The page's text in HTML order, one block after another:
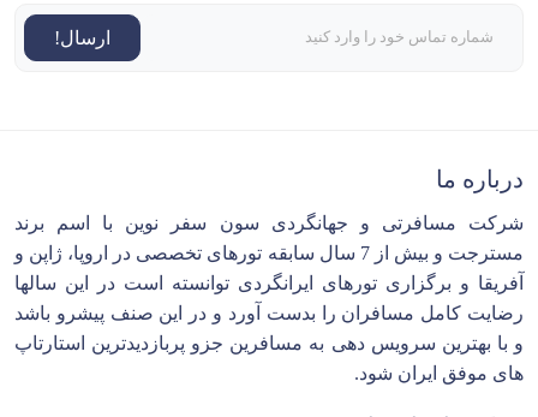
ارسال!
درباره ما
شرکت مسافرتی و جهانگردی سون سفر نوین با اسم برند
مسترجت و بیش از 7 سال سابقه تورهای تخصصی در اروپا، ژاپن و
آفریقا و برگزاری تورهای ایرانگردی توانسته است در این سالها
رضایت کامل مسافران را بدست آورد و در این صنف پیشرو باشد
و با بهترین سرویس دهی به مسافرین جزو پربازدیدترین استارتاپ
های موفق ایران شود.